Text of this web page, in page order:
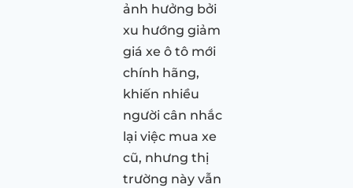
ảnh hưởng bởi
xu hướng giảm
giá xe ô tô mới
chính hãng,
khiến nhiều
người cân nhắc
lại việc mua xe
cũ, nhưng thị
trường này vẫn